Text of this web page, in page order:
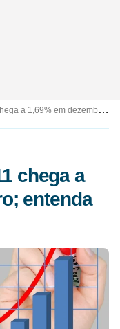
a 1,69% em dezembro;
chega a
entenda